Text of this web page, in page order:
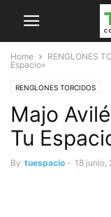
Home RENGLONES
Espacio»
RENGLONES TORCIDOS
Majo
Tu
By tuespacio - 18 junio,